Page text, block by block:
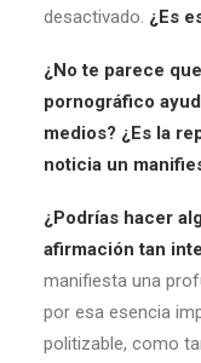
desactivado. ¿Es
¿No te parece
pornográfico
medios? ¿Es la
noticia un
¿Podrías hacer
afirmación tan
manifiesta una
por esa esencia
politizable, como